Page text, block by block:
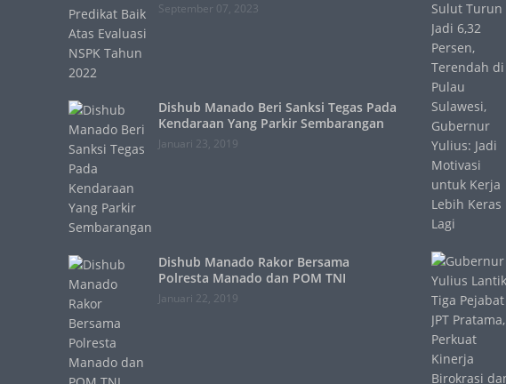
September 07, 2023
Dishub Manado Beri Sanksi Tegas Pada
Kendaraan Yang Parkir Sembarangan
Januari 23, 2019
Dishub Manado Rakor Bersama
Polresta Manado dan POM TNI
Januari 22, 2019